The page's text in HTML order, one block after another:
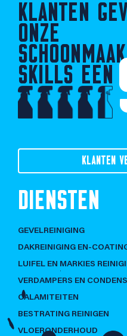
KLANTEN
ONZE
SCHOONMAAK
SKILLS EEN
KLANTEN
DIENSTEN
GEVELREINIGING
DAKREINIGING EN-
LUIFEL EN MARKIES
VERDAMPERS EN
CALAMITEITEN
BESTRATING REINIGEN
VLOERONDERHOUD